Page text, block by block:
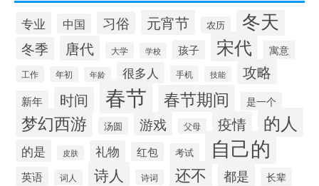
专业 中国 习俗 元宵节 农历 冬天
冬季 唐代 大学 学校 孩子 宋代 寓意
工作 年初 年龄 很多人 手机 技能 攻略
新年 时间 春节 春节期间 是一个
梦幻西游 汤圆 游戏 父母 疫情 的人
的是 皮肤 礼物 红包 考试 自己的
英语 词人 诗人 诗词 还不 都是 长辈